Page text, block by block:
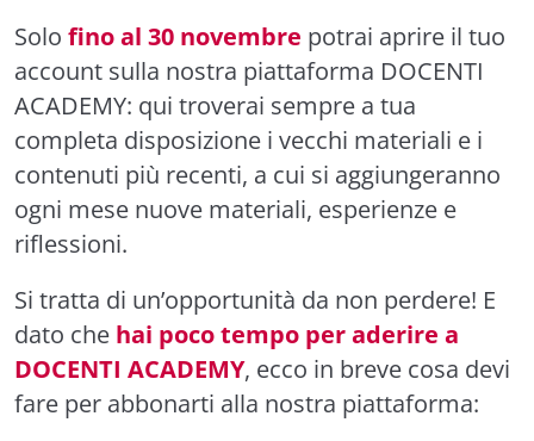
Solo fino al 30 novembre potrai aprire il tuo
account sulla nostra piattaforma DOCENTI
ACADEMY: qui troverai sempre a tua
completa disposizione i vecchi materiali e i
contenuti più recenti, a cui si aggiungeranno
ogni mese nuove materiali, esperienze e
riflessioni.
Si tratta di un’opportunità da non perdere! E
dato che hai poco tempo per aderire a
DOCENTI ACADEMY, ecco in breve cosa devi
fare per abbonarti alla nostra piattaforma: